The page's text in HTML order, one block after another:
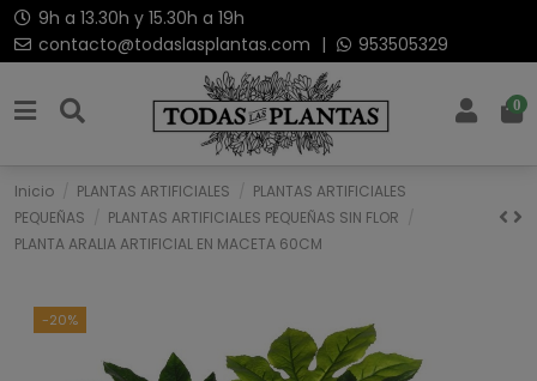
9h a 13.30h y 15.30h a 19h
contacto@todaslasplantas.com | 953505329
0
Inicio PLANTAS ARTIFICIALES
PLANTAS ARTIFICIALES
PEQUEÑAS
PLANTAS ARTIFICIALES PEQUEÑAS SIN FLOR
PLANTA ARALIA ARTIFICIAL EN MACETA 60CM
-20%